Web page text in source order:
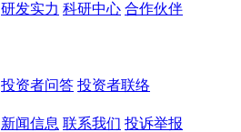
研发实力 科研中心 合作伙伴
投资者问答 投资者联络
新闻信息 联系我们 投诉举报